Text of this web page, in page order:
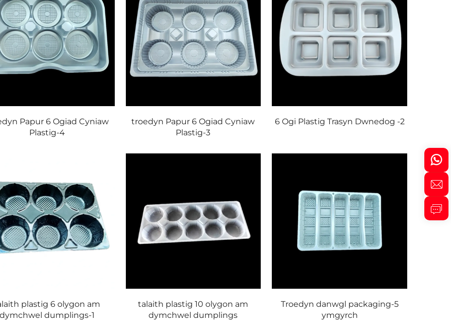
Papur 6 Ogiad Cyniaw
Plastig-4
troedyn Papur 6 Ogiad Cyniaw
Plastig-3
6 Ogi Plastig Trasyn Dwnedog -2
plastig 6 olygon am
dumplings-1
talaith plastig 10 olygon am
dymchwel dumplings
Troedyn danwgl packaging-5
ymgyrch